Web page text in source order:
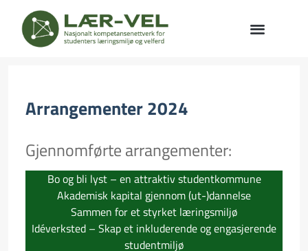
Arrangementer 2024
Gjennomførte arrangementer:
Bo og bli lyst – en attraktiv studentkommune
Akademisk kapital gjennom (ut-)dannelse
Sammen for et styrket læringsmiljø
Idéverksted – Skap et inkluderende og engasjerende
studentmiljø